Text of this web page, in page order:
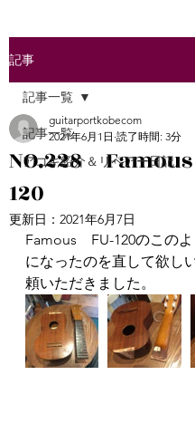
記事
記事一覧
アコギ紹介＆リペアー日記
記事一覧
NO.228
120
guitarportkobecom
2021年6月1日 読了時間: 3分
更新日： 2021年6月7日
Famous　FU-120のこの
になったのを直して欲し
頼いただきました。